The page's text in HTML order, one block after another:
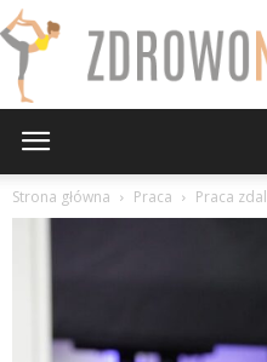
Strona główna Praca Praca